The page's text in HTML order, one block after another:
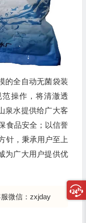
的全自动无菌袋装
操作，将清澈透
泉水提供给广大客
食品安全；以信誉
针，秉承用户至上
为广大用户提供优
微信：zxjday